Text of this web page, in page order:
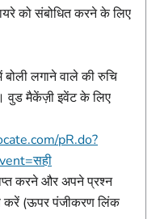
को संबोधित करने के लिए
लगाने वाले की रुचि
वुड मैकेंज़ी इवेंट के लिए
pR.do?
करने और अपने प्रश्न
करें (ऊपर पंजीकरण लिंक